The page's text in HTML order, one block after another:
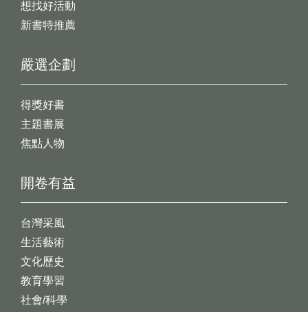
想找好活動
新書特推薦
開卷有益
台灣采風
生活藝術
文化歷史
教育學習
社會/科學
嚴選企劃
得獎好書
主題書展
焦點人物